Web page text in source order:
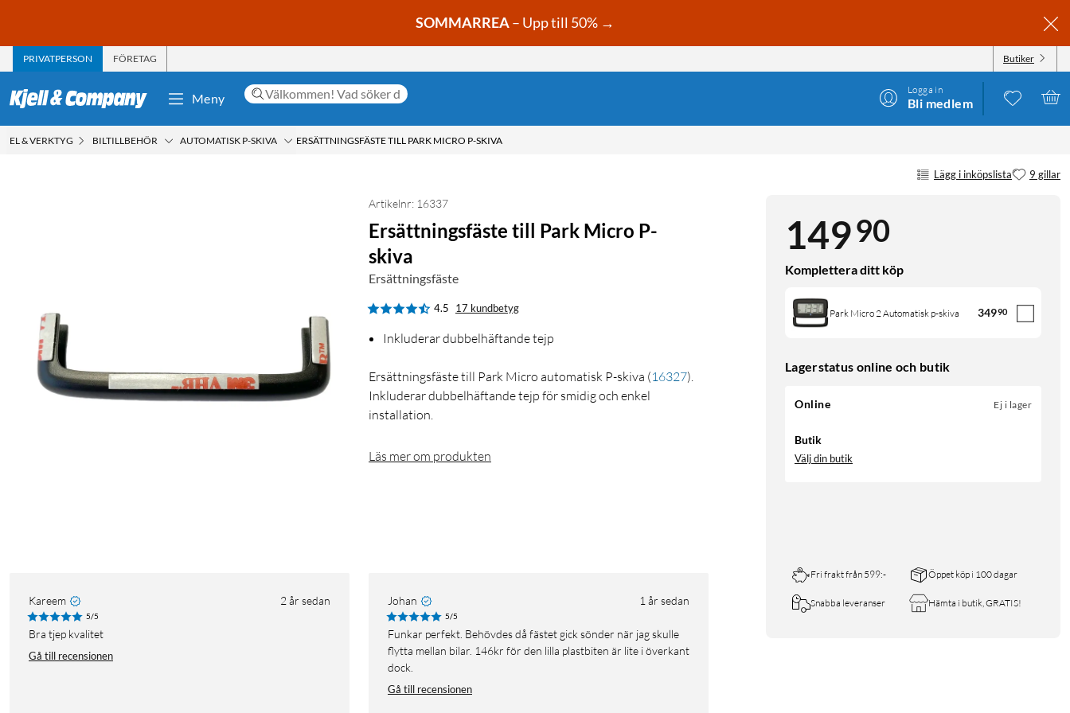
SOMMARREA– Upp till 50% →
PRIVATPERSON FÖRETAG Butiker
Meny
Logga in
Bli medlem
EL & VERKTYG BILTILLBEHÖR AUTOMATISK P-SKIVA ERSÄTTNINGSFÄSTE TILL PARK MICRO P-SKIVA
Lägg i inköpslista 9 gillar
14990
Komplettera ditt köp
Park Micro 2 Automatisk p-skiva 34990
Lagerstatus online och butik
Online Ej i lager
Butik
Välj din butik
Fri frakt från 599:- Öppet köp i 100 dagar
Snabba leveranser Hämta i butik, GRATIS!
Artikelnr: 16337
Ersättningsfäste till Park Micro P-
skiva
Ersättningsfäste
4.5 17 kundbetyg
Inkluderar dubbelhäftande tejp
Ersättningsfäste till Park Micro automatisk P-skiva (16327).
Inkluderar dubbelhäftande tejp för smidig och enkel
installation.
Läs mer om produkten
Kareem 2 år sedan
5/5
Bra tjep kvalitet
Gå till recensionen
Johan 1 år sedan
5/5
Funkar perfekt. Behövdes då fästet gick sönder när jag skulle
flytta mellan bilar. 146kr för den lilla plastbiten är lite i överkant
dock.
Gå till recensionen